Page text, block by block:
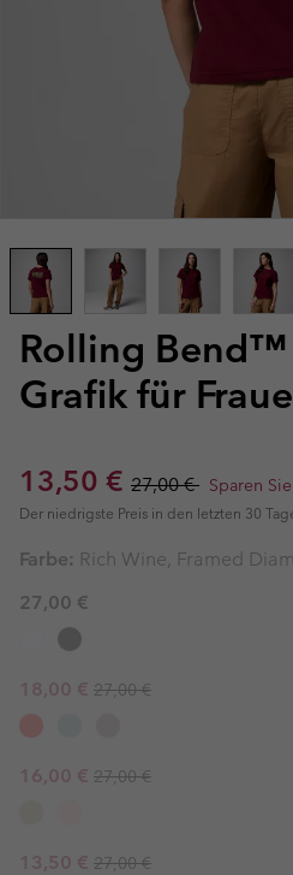
Rolling Bend™
Grafik für
Sale price:
13,50 € Regular price:
27,00 € Sparen
Der niedrigste Preis in den letzten 30
Farbe: Rich Wine, Framed
27,00 €
Sale price:
18,00 € Regular price:
27,00 €
Sale price:
16,00 € Regular price:
27,00 €
Sale price:
13,50 € Regular price:
27,00 €